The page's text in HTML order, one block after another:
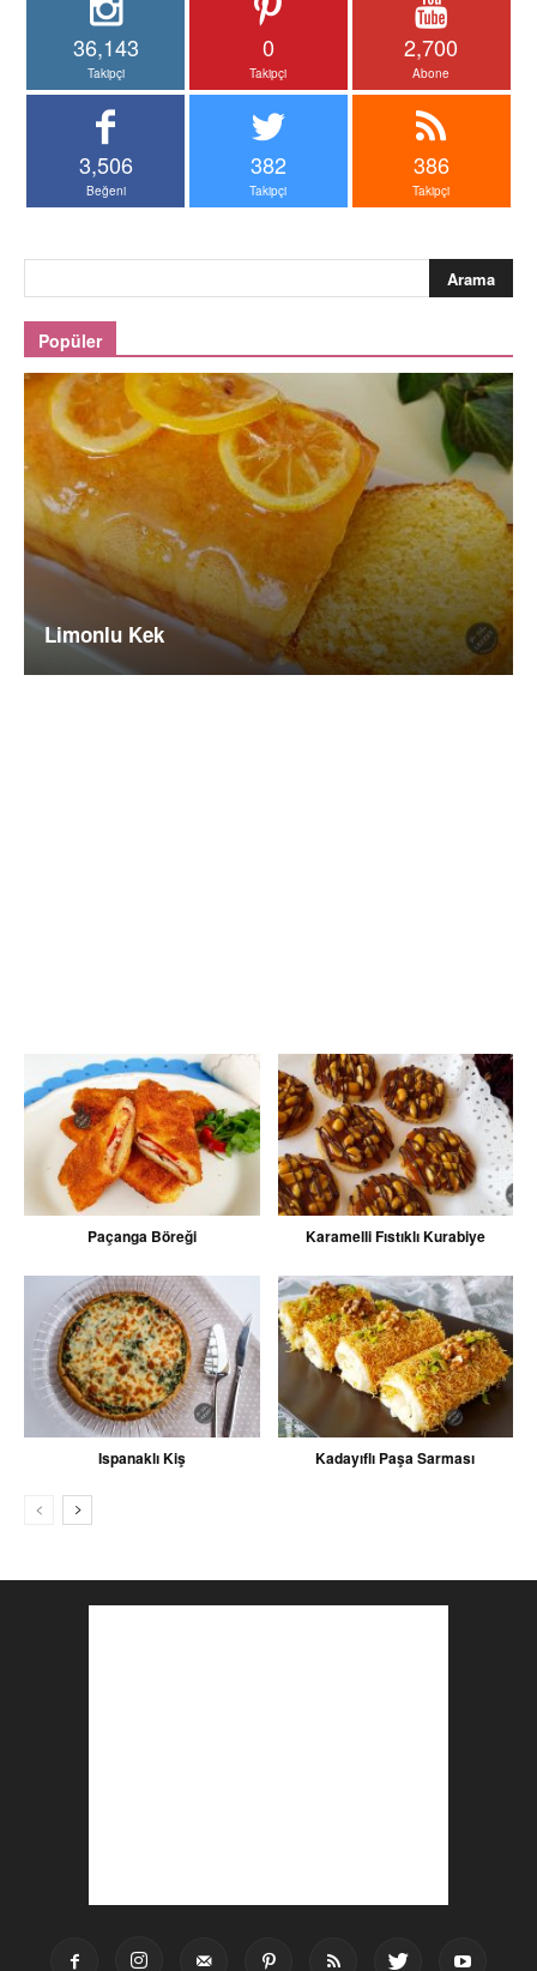
36,143
Takipçi
0
Takipçi
2,700
Abone
3,506
Beğeni
382
Takipçi
386
Takipçi
Popüler
Limonlu Kek
Paçanga Böreği Karamelli Fıstıklı Kurabiye
Ispanaklı Kiş Kadayıflı Paşa Sarması